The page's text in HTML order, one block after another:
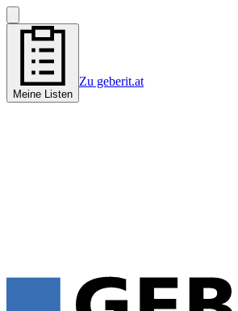
Meine Listen
Zu geberit.at